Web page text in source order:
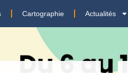
Cartographie Actualités